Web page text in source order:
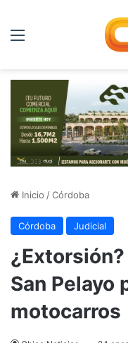
Menú
Inicio /Córdoba
Córdoba Judicial
San Pelayo
motocarros